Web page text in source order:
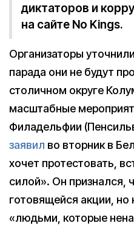
диктаторов и
на сайте No Kings.
Организаторы
парада они не будут
столичном округе
масштабные
Филадельфии
заявил во вторник в
хочет протестовать,
силой». Он признался,
готовящейся акции, но
«людьми, которые